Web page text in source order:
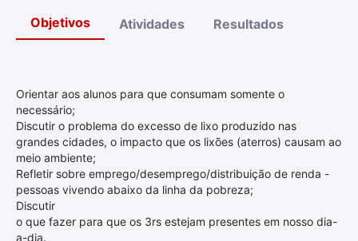
Objetivos Atividades Resultados
Orientar aos alunos para que consumam somente o
necessário;
Discutir o problema do excesso de lixo produzido nas
grandes cidades, o impacto que os lixões (aterros) causam ao
meio ambiente;
Refletir sobre emprego/desemprego/distribuição de renda -
pessoas vivendo abaixo da linha da pobreza;
Discutir
o que fazer para que os 3rs estejam presentes em nosso dia-
a-dia.